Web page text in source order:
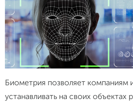
Биометрия позволяет компаниям
устанавливать на своих объектах